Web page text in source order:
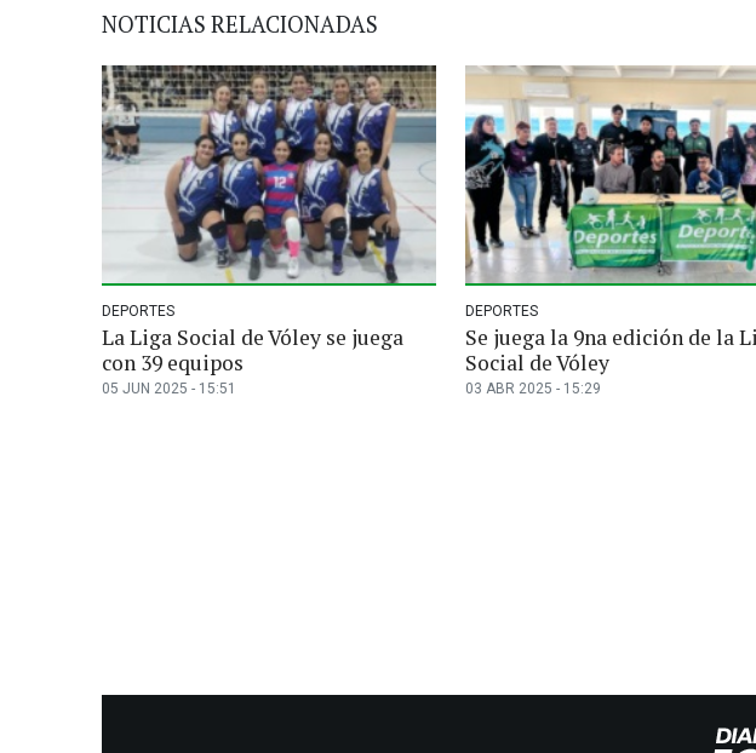
NOTICIAS RELACIONADAS
DEPORTES
La Liga Social de Vóley se juega
con 39 equipos
05 JUN 2025 - 15:51
DEPORTES
Se juega la 9na edición de la
Social de Vóley
03 ABR 2025 - 15:29